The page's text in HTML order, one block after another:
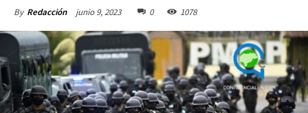
By Redacción junio 9, 2023 0 1078